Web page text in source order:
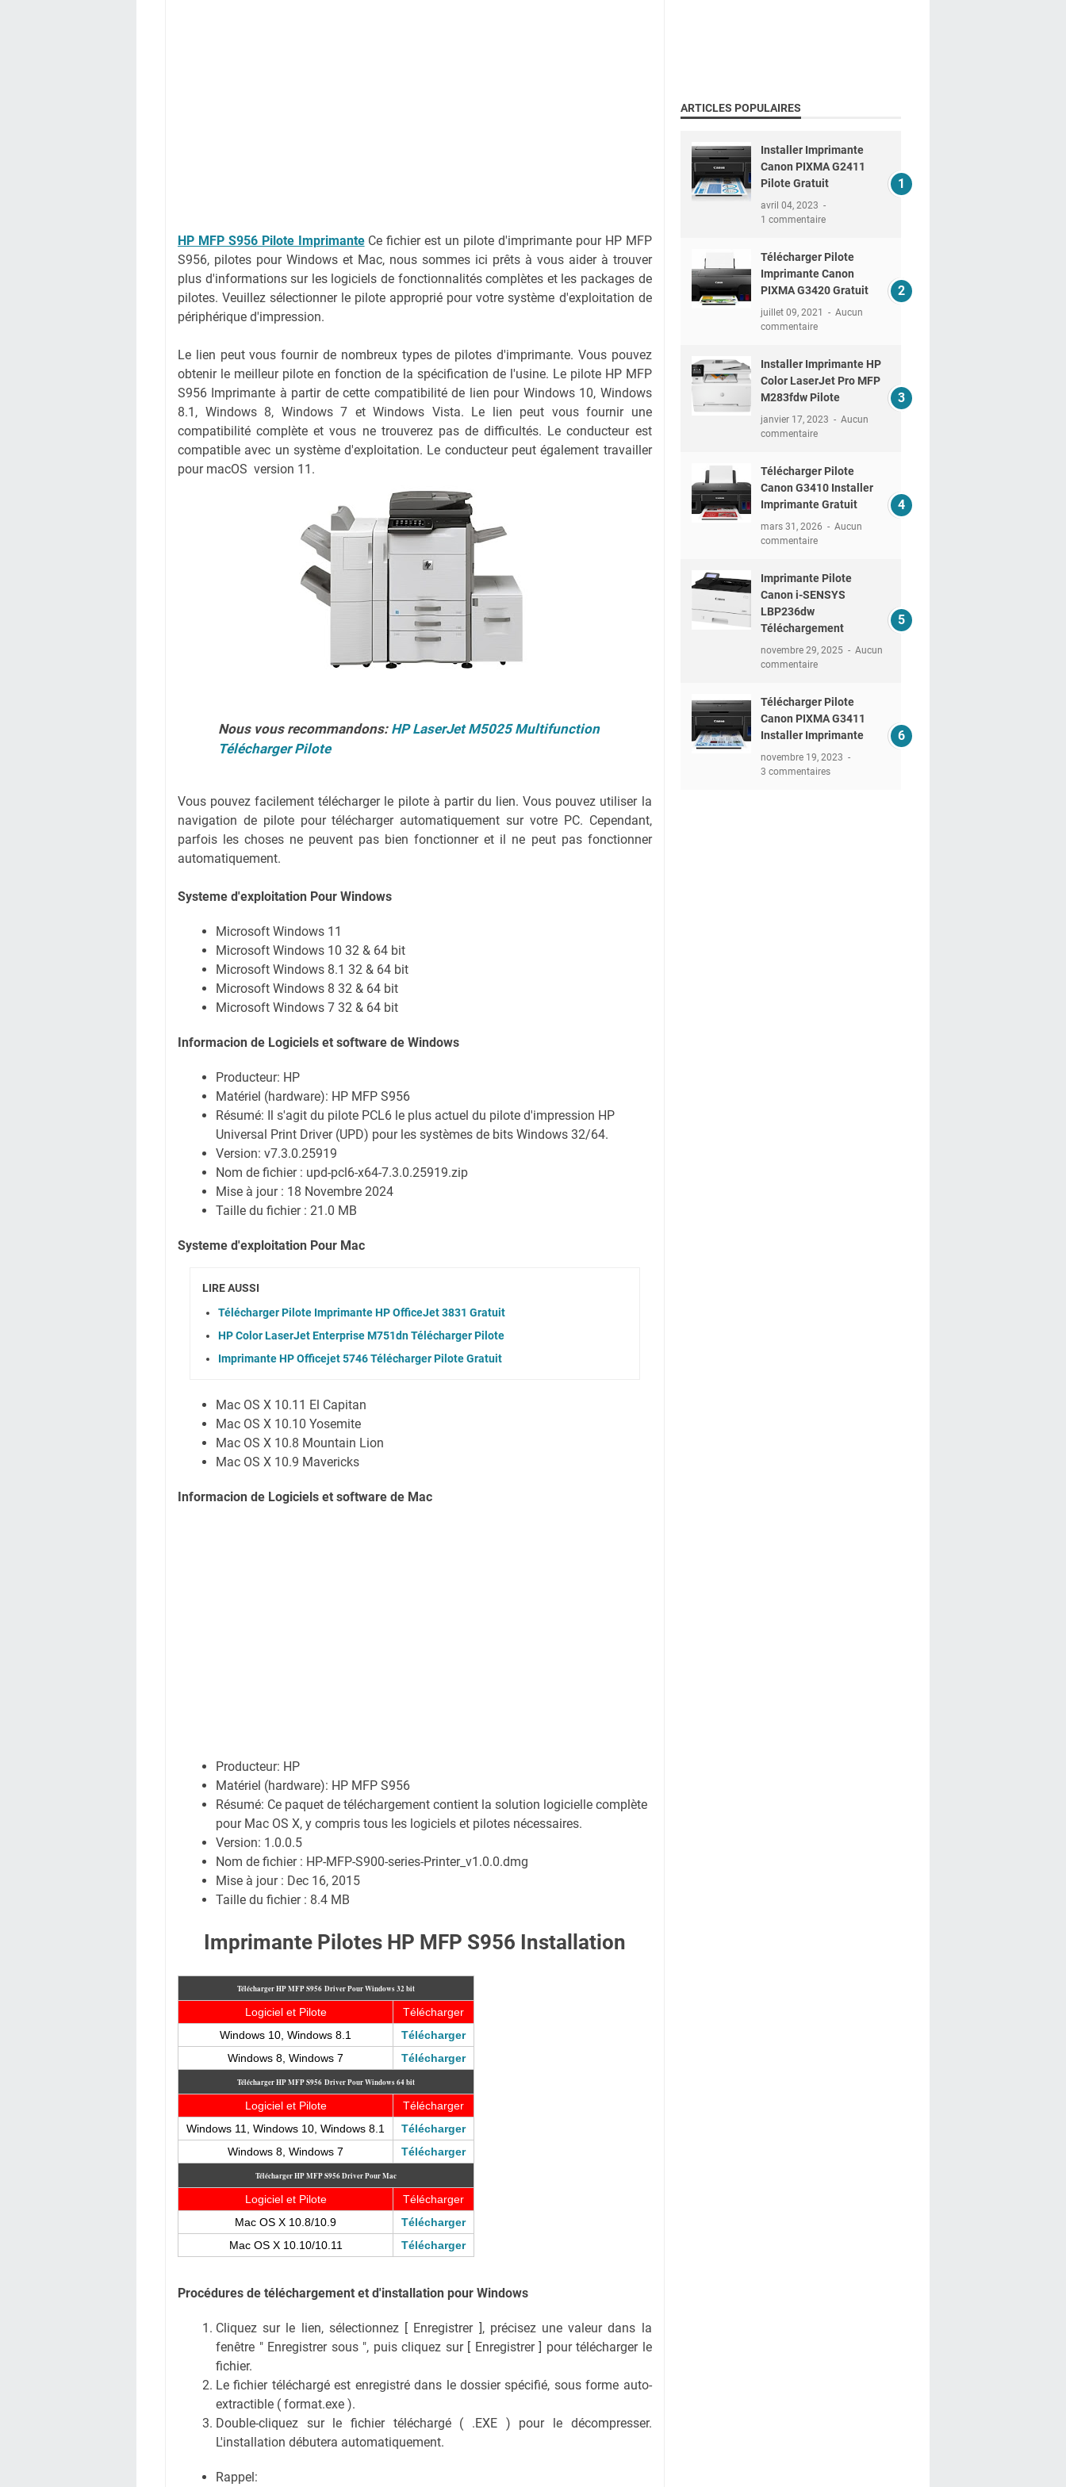
HP MFP S956 Pilote ImprimanteCe fichier est un pilote d'imprimante pour HP MFP
S956, pilotes pour Windows et Mac, nous sommes ici prêts à vous aider à trouver
plus d'informations sur les logiciels de fonctionnalités complètes et les packages de
pilotes. Veuillez sélectionner le pilote approprié pour votre système d'exploitation de
périphérique d'impression.
Le lien peut vous fournir de nombreux types de pilotes d'imprimante. Vous pouvez
obtenir le meilleur pilote en fonction de la spécification de l'usine. Le pilote HP MFP
S956 Imprimante à partir de cette compatibilité de lien pour Windows 10, Windows
8.1, Windows 8, Windows 7 et Windows Vista. Le lien peut vous fournir une
compatibilité complète et vous ne trouverez pas de difficultés. Le conducteur est
compatible avec un système d'exploitation. Le conducteur peut également travailler
pour macOS version 11.
Nous vous recommandons: HP LaserJet M5025 Multifunction
Télécharger Pilote
Vous pouvez facilement télécharger le pilote à partir du lien. Vous pouvez utiliser la
navigation de pilote pour télécharger automatiquement sur votre PC. Cependant,
parfois les choses ne peuvent pas bien fonctionner et il ne peut pas fonctionner
automatiquement.
Systeme d'exploitation Pour Windows
Microsoft Windows 11
Microsoft Windows 10 32 & 64 bit
Microsoft Windows 8.1 32 & 64 bit
Microsoft Windows 8 32 & 64 bit
Microsoft Windows 7 32 & 64 bit
Informacion de Logiciels et software de Windows
Producteur: HP
Matériel (hardware): HP MFP S956
Résumé: Il s'agit du pilote PCL6 le plus actuel du pilote d'impression HP
Universal Print Driver (UPD) pour les systèmes de bits Windows 32/64.
Version: v7.3.0.25919
Nom de fichier : upd-pcl6-x64-7.3.0.25919.zip
Mise à jour : 18 Novembre 2024
Taille du fichier : 21.0 MB
Systeme d'exploitation Pour Mac
LIRE AUSSI
Télécharger Pilote Imprimante HP OfficeJet 3831 Gratuit
HP Color LaserJet Enterprise M751dn Télécharger Pilote
Imprimante HP Officejet 5746 Télécharger Pilote Gratuit
Mac OS X 10.11 El Capitan
Mac OS X 10.10 Yosemite
Mac OS X 10.8 Mountain Lion
Mac OS X 10.9 Mavericks
Informacion de Logiciels et software de Mac
Producteur: HP
Matériel (hardware): HP MFP S956
Résumé: Ce paquet de téléchargement contient la solution logicielle complète
pour Mac OS X, y compris tous les logiciels et pilotes nécessaires.
Version: 1.0.0.5
Nom de fichier : HP-MFP-S900-series-Printer_v1.0.0.dmg
Mise à jour : Dec 16, 2015
Taille du fichier : 8.4 MB
Imprimante Pilotes HP MFP S956 Installation
Télécharger HP MFP S956 Driver Pour Windows 32 bit
Logiciel et Pilote
Télécharger
Windows 10, Windows 8.1
Télécharger
Windows 8, Windows 7
Télécharger
Télécharger HP MFP S956 Driver Pour Windows 64 bit
Logiciel et Pilote
Télécharger
Windows 11, Windows 10, Windows 8.1
Télécharger
Windows 8, Windows 7
Télécharger
Télécharger HP MFP S956Driver Pour Mac
Logiciel et Pilote
Télécharger
Mac OS X 10.8/10.9
Télécharger
Mac OS X 10.10/10.11
Télécharger
Procédures de téléchargement et d'installation pour Windows
Cliquez sur le lien, sélectionnez [ Enregistrer ], précisez une valeur dans la
fenêtre " Enregistrer sous ", puis cliquez sur [ Enregistrer ] pour télécharger le
fichier.
Le fichier téléchargé est enregistré dans le dossier spécifié, sous forme auto-
extractible ( format.exe ).
Double-cliquez sur le fichier téléchargé ( .EXE ) pour le décompresser.
L'installation débutera automatiquement.
Rappel:
ARTICLES POPULAIRES
Installer Imprimante
Canon PIXMA G2411
Pilote Gratuit
avril 04, 2023
1 commentaire
Télécharger Pilote
Imprimante Canon
PIXMA G3420 Gratuit
juillet 09, 2021
Aucun
commentaire
Installer Imprimante HP
Color LaserJet Pro MFP
M283fdw Pilote
janvier 17, 2023
Aucun
commentaire
Télécharger Pilote
Canon G3410 Installer
Imprimante Gratuit
mars 31, 2026
Aucun
commentaire
Imprimante Pilote
Canon i-SENSYS
LBP236dw
Téléchargement
novembre 29, 2025
Aucun
commentaire
Télécharger Pilote
Canon PIXMA G3411
Installer Imprimante
novembre 19, 2023
3 commentaires